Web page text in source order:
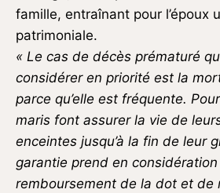
famille, entraînant pour l’époux
patrimoniale.
« Le cas de décès prématuré
considérer en priorité est la
parce qu’elle est fréquente.
maris font assurer la vie de
enceintes jusqu’à la fin de leur
garantie prend en
remboursement de la dot et de